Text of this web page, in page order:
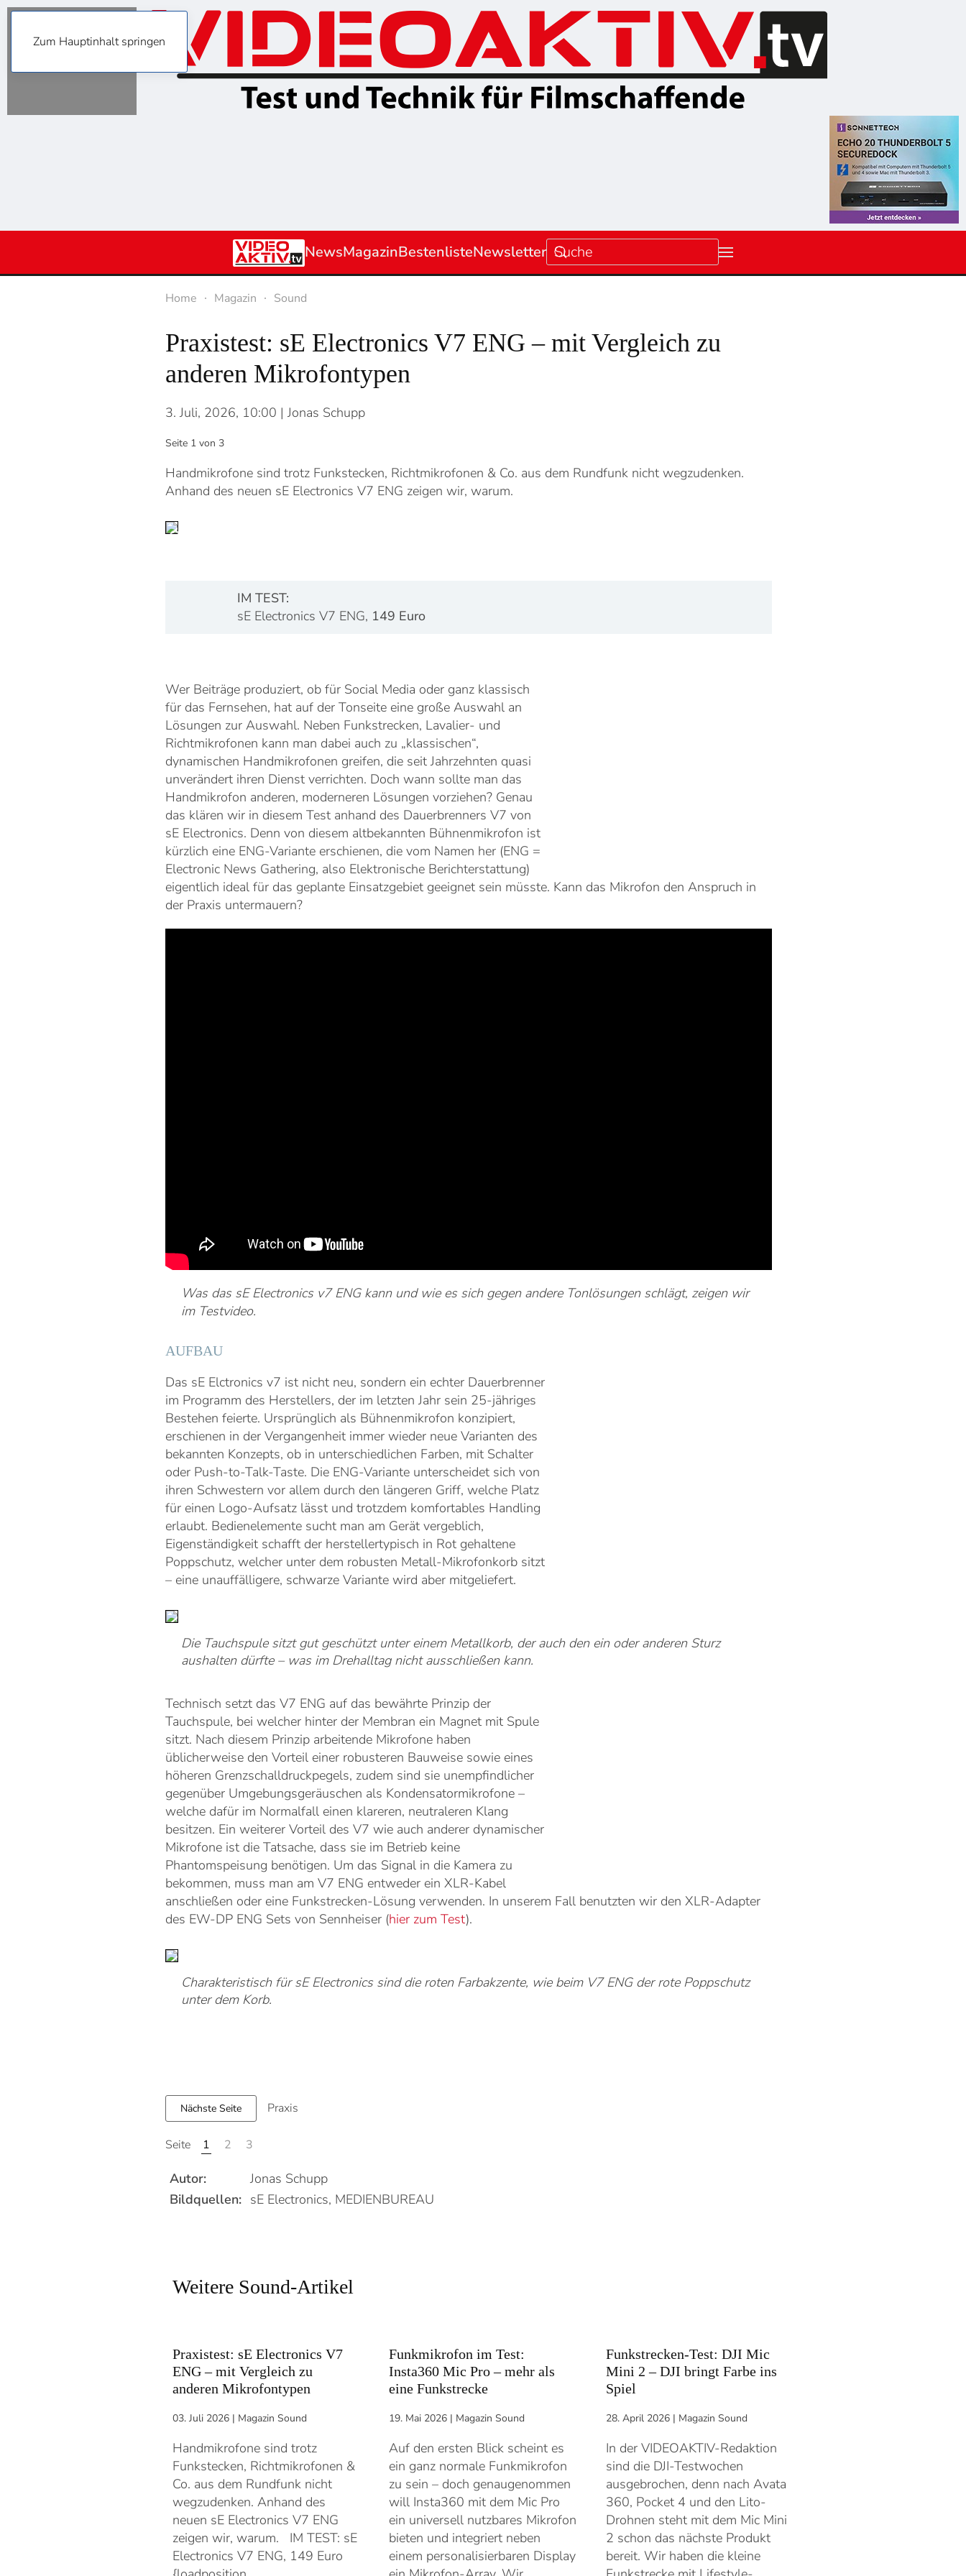
Zum Hauptinhalt springen
NewsMagazinBestenlisteNewsletter
Home Magazin Sound
Praxistest: sE Electronics V7 ENG – mit Vergleich zu
anderen Mikrofontypen
3. Juli, 2026, 10:00 | Jonas Schupp
Seite 1 von 3
Handmikrofone sind trotz Funkstecken, Richtmikrofonen & Co. aus dem Rundfunk nicht wegzudenken.
Anhand des neuen sE Electronics V7 ENG zeigen wir, warum.
IM TEST:
sE Electronics V7 ENG, 149 Euro
Wer Beiträge produziert, ob für Social Media oder ganz klassisch
für das Fernsehen, hat auf der Tonseite eine große Auswahl an
Lösungen zur Auswahl. Neben Funkstrecken, Lavalier- und
Richtmikrofonen kann man dabei auch zu „klassischen“,
dynamischen Handmikrofonen greifen, die seit Jahrzehnten quasi
unverändert ihren Dienst verrichten. Doch wann sollte man das
Handmikrofon anderen, moderneren Lösungen vorziehen? Genau
das klären wir in diesem Test anhand des Dauerbrenners V7 von
sE Electronics. Denn von diesem altbekannten Bühnenmikrofon ist
kürzlich eine ENG-Variante erschienen, die vom Namen her (ENG =
Electronic News Gathering, also Elektronische Berichterstattung)
eigentlich ideal für das geplante Einsatzgebiet geeignet sein müsste. Kann das Mikrofon den Anspruch in
der Praxis untermauern?
Was das sE Electronics v7 ENG kann und wie es sich gegen andere Tonlösungen schlägt, zeigen wir
im Testvideo.
AUFBAU
Das sE Elctronics v7 ist nicht neu, sondern ein echter Dauerbrenner
im Programm des Herstellers, der im letzten Jahr sein 25-jähriges
Bestehen feierte. Ursprünglich als Bühnenmikrofon konzipiert,
erschienen in der Vergangenheit immer wieder neue Varianten des
bekannten Konzepts, ob in unterschiedlichen Farben, mit Schalter
oder Push-to-Talk-Taste. Die ENG-Variante unterscheidet sich von
ihren Schwestern vor allem durch den längeren Griff, welche Platz
für einen Logo-Aufsatz lässt und trotzdem komfortables Handling
erlaubt. Bedienelemente sucht man am Gerät vergeblich,
Eigenständigkeit schafft der herstellertypisch in Rot gehaltene
Poppschutz, welcher unter dem robusten Metall-Mikrofonkorb sitzt
– eine unauffälligere, schwarze Variante wird aber mitgeliefert.
Die Tauchspule sitzt gut geschützt unter einem Metallkorb, der auch den ein oder anderen Sturz
aushalten dürfte – was im Drehalltag nicht ausschließen kann.
Technisch setzt das V7 ENG auf das bewährte Prinzip der
Tauchspule, bei welcher hinter der Membran ein Magnet mit Spule
sitzt. Nach diesem Prinzip arbeitende Mikrofone haben
üblicherweise den Vorteil einer robusteren Bauweise sowie eines
höheren Grenzschalldruckpegels, zudem sind sie unempfindlicher
gegenüber Umgebungsgeräuschen als Kondensatormikrofone –
welche dafür im Normalfall einen klareren, neutraleren Klang
besitzen. Ein weiterer Vorteil des V7 wie auch anderer dynamischer
Mikrofone ist die Tatsache, dass sie im Betrieb keine
Phantomspeisung benötigen. Um das Signal in die Kamera zu
bekommen, muss man am V7 ENG entweder ein XLR-Kabel
anschließen oder eine Funkstrecken-Lösung verwenden. In unserem Fall benutzten wir den XLR-Adapter
des EW-DP ENG Sets von Sennheiser (hier zum Test).
Charakteristisch für sE Electronics sind die roten Farbakzente, wie beim V7 ENG der rote Poppschutz
unter dem Korb.
Nächste Seite Praxis
Seite 1 2 3
Autor:
Jonas Schupp
Bildquellen: sE Electronics, MEDIENBUREAU
Weitere Sound-Artikel
Praxistest: sE Electronics V7
ENG – mit Vergleich zu
anderen Mikrofontypen
03. Juli 2026 | Magazin Sound
Handmikrofone sind trotz
Funkstecken, Richtmikrofonen &
Co. aus dem Rundfunk nicht
wegzudenken. Anhand des
neuen sE Electronics V7 ENG
zeigen wir, warum. IM TEST: sE
Electronics V7 ENG, 149 Euro
Funkmikrofon im Test:
Insta360 Mic Pro – mehr als
eine Funkstrecke
19. Mai 2026 | Magazin Sound
Auf den ersten Blick scheint es
ein ganz normale Funkmikrofon
zu sein – doch genaugenommen
will Insta360 mit dem Mic Pro
ein universell nutzbares Mikrofon
bieten und integriert neben
einem personalisierbaren Display
Funkstrecken-Test: DJI Mic
Mini 2 – DJI bringt Farbe ins
Spiel
28. April 2026| Magazin Sound
In der VIDEOAKTIV-Redaktion
sind die DJI-Testwochen
ausgebrochen, denn nach Avata
360, Pocket 4 und den Lito-
Drohnen steht mit dem Mic Mini
2 schon das nächste Produkt
bereit. Wir haben die kleine